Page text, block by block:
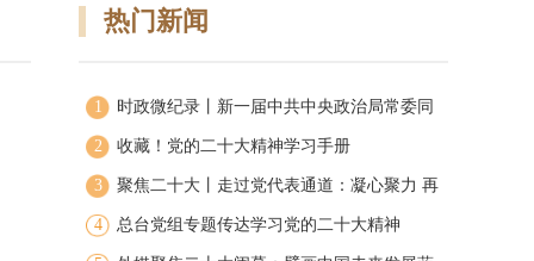
热门新闻
1 时政微纪录丨新一届中共中央政治局常委同
中外记者见面
2 收藏！党的二十大精神学习手册
3 聚焦二十大丨走过党代表通道：凝心聚力 再
启新程
4 总台党组专题传达学习党的二十大精神